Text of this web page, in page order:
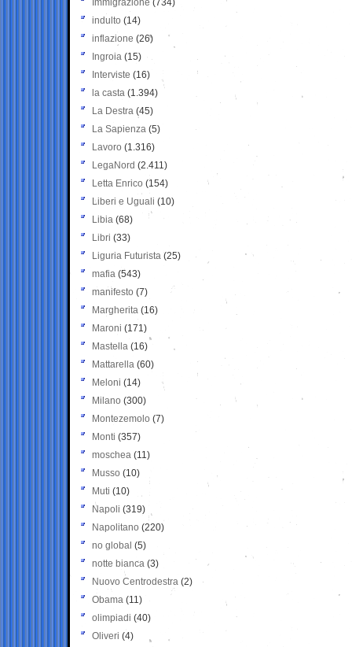
Immigrazione (734)
indulto (14)
inflazione (26)
Ingroia (15)
Interviste (16)
la casta (1.394)
La Destra (45)
La Sapienza (5)
Lavoro (1.316)
LegaNord (2.411)
Letta Enrico (154)
Liberi e Uguali (10)
Libia (68)
Libri (33)
Liguria Futurista (25)
mafia (543)
manifesto (7)
Margherita (16)
Maroni (171)
Mastella (16)
Mattarella (60)
Meloni (14)
Milano (300)
Montezemolo (7)
Monti (357)
moschea (11)
Musso (10)
Muti (10)
Napoli (319)
Napolitano (220)
no global (5)
notte bianca (3)
Nuovo Centrodestra (2)
Obama (11)
olimpiadi (40)
Oliveri (4)